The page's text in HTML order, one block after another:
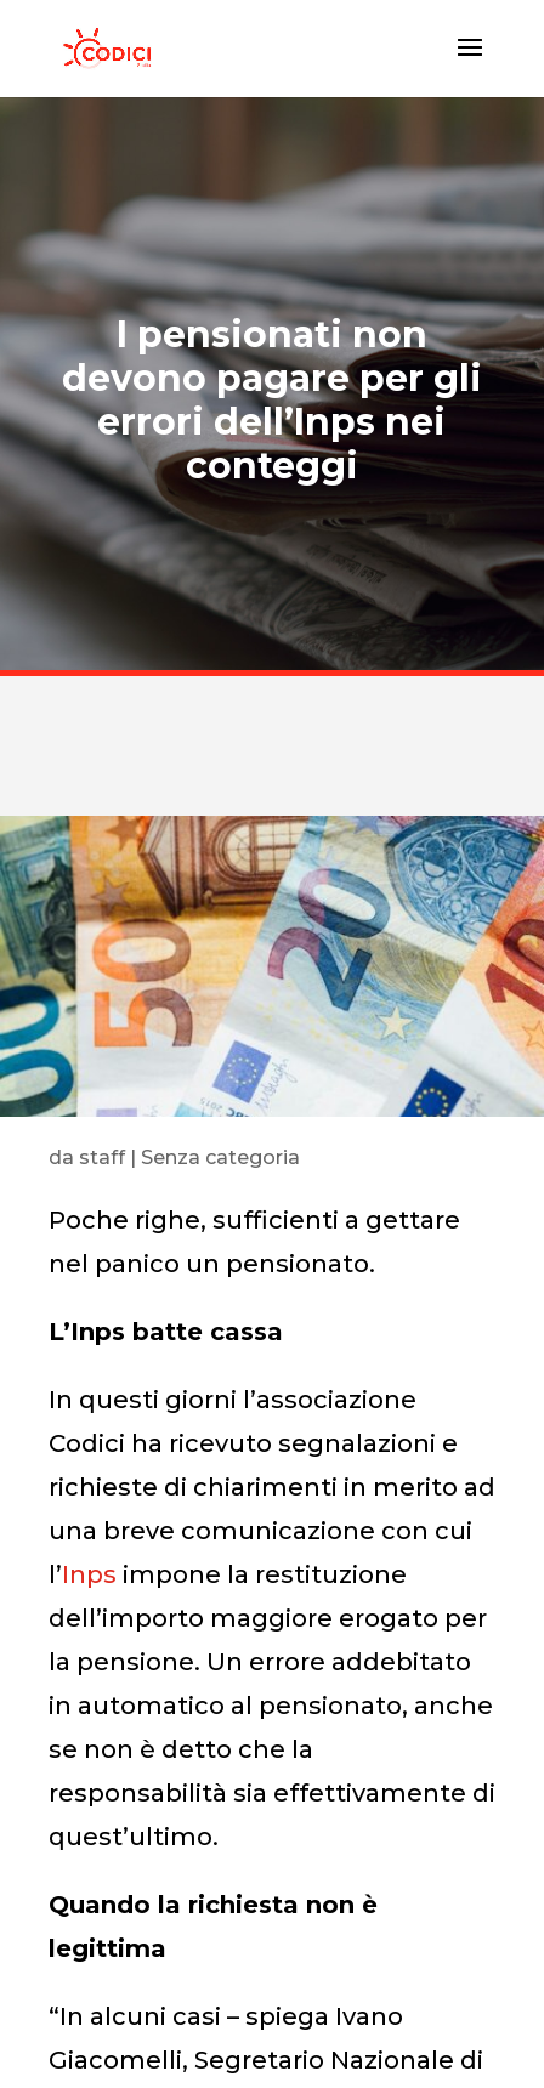
I pensionati non
devono pagare per gli
errori dell’Inps nei
conteggi
da staff| Senza categoria
Poche righe, sufficienti a gettare
nel panico un pensionato.
L’Inps batte cassa
In questi giorni l’associazione
Codici ha ricevuto segnalazioni e
richieste di chiarimenti in merito ad
una breve comunicazione con cui
l’Inps impone la restituzione
dell’importo maggiore erogato per
la pensione. Un errore addebitato
in automatico al pensionato, anche
se non è detto che la
responsabilità sia effettivamente di
quest’ultimo.
Quando la richiesta non è
legittima
“In alcuni casi – spiega Ivano
Giacomelli, Segretario Nazionale di